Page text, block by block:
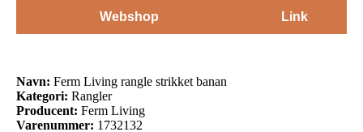
Webshop
Link
Navn: Ferm Living rangle strikket banan
Kategori: Rangler
Producent: Ferm Living
Varenummer: 1732132